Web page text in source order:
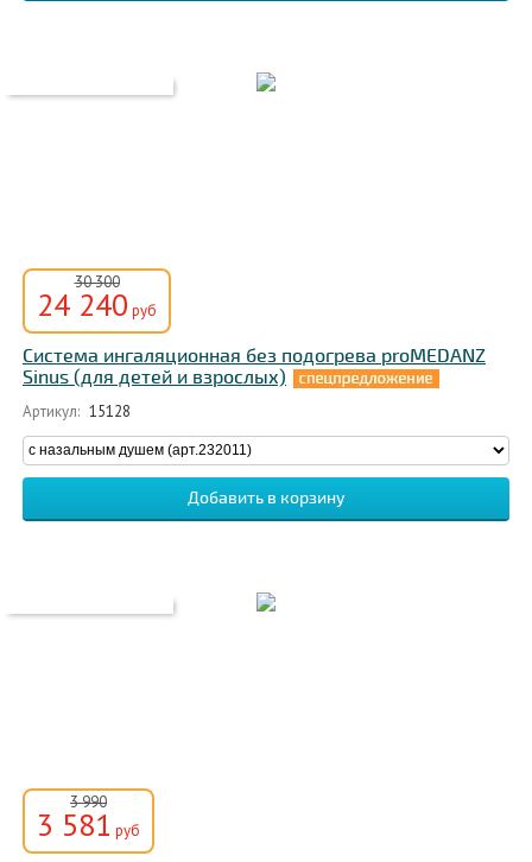
30 300
24 240 руб
Система ингаляционная без подогрева proMEDANZ
Sinus (для детей и взрослых)
Артикул: 15128
3 990
3 581 руб